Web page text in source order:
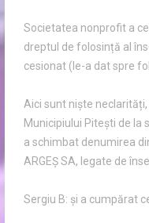
Societatea nonprofit a
dreptul de folosință al
cesionat (le-a dat spre
Aici sunt niște
Municipiului Pitești de la
a schimbat denumirea
ARGEȘ SA, legate de
Sergiu B: și a cumpărat